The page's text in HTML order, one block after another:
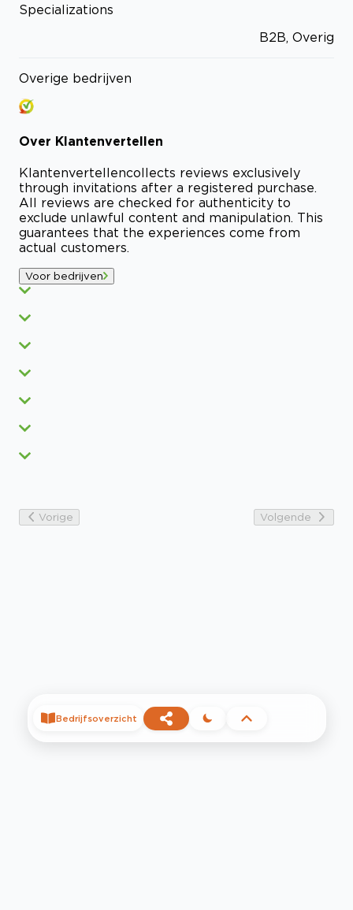
Specializations
B2B, Overig
Overige bedrijven
Over Klantenvertellen
Klantenvertellencollects reviews exclusively
through invitations after a registered purchase.
All reviews are checked for authenticity to
exclude unlawful content and manipulation. This
guarantees that the experiences come from
actual customers.
Voor bedrijven
Vorige Volgende
Bedrijfsoverzicht